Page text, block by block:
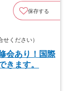
保存する
ください）
会あり！国際
きます。